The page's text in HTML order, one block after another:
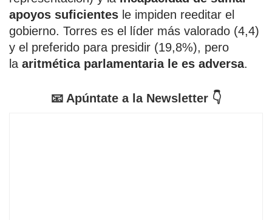
apoyos suficientes le impiden reeditar el
gobierno. Torres es el líder más valorado (4,4)
y el preferido para presidir (19,8%), pero
la aritmética parlamentaria le es adversa.
📧 Apúntate a la Newsletter 👇